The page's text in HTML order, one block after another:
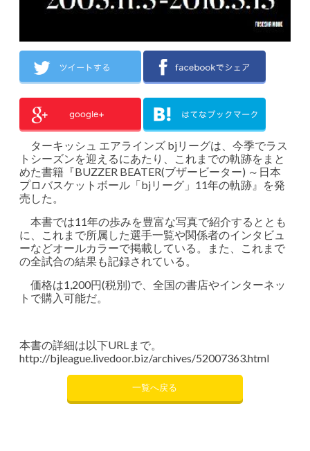
ターキッシュ エアラインズ bjリーグは、今季でラス
トシーズンを迎えるにあたり、これまでの軌跡をまと
めた書籍『BUZZER BEATER(ブザービーター) ～日本
プロバスケットボール「bjリーグ」11年の軌跡』を発
売した。
本書では11年の歩みを豊富な写真で紹介するととも
に、これまで所属した選手一覧や関係者のインタビュ
ーなどオールカラーで掲載している。また、これまで
の全試合の結果も記録されている。
価格は1,200円(税別)で、全国の書店やインターネッ
トで購入可能だ。
本書の詳細は以下URLまで。
http://bjleague.livedoor.biz/archives/52007363.html
一覧へ戻る